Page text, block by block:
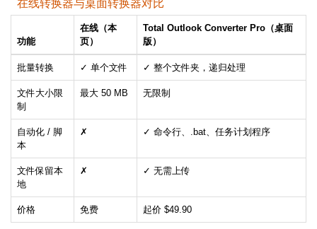
功能
在线（本
页）
Total Outlook Converter Pro（桌面
版）
批量转换 ✓ 单个文件 ✓ 整个文件夹，递归处理
文件大小限
制
最大 50 MB 无限制
自动化 / 脚
本
✗ ✓ 命令行、.bat、任务计划程序
文件保留本
地
✗ ✓ 无需上传
价格 免费 起价 $49.90